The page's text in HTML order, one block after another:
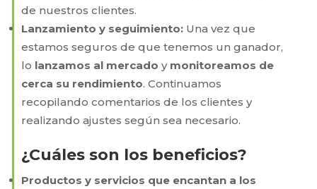
de nuestros clientes.
Lanzamiento y seguimiento: Una vez que
estamos seguros de que tenemos un ganador,
lo lanzamos al mercado y monitoreamos de
cerca su rendimiento. Continuamos
recopilando comentarios de los clientes y
realizando ajustes según sea necesario.
¿Cuáles son los beneficios?
Productos y servicios que encantan a los